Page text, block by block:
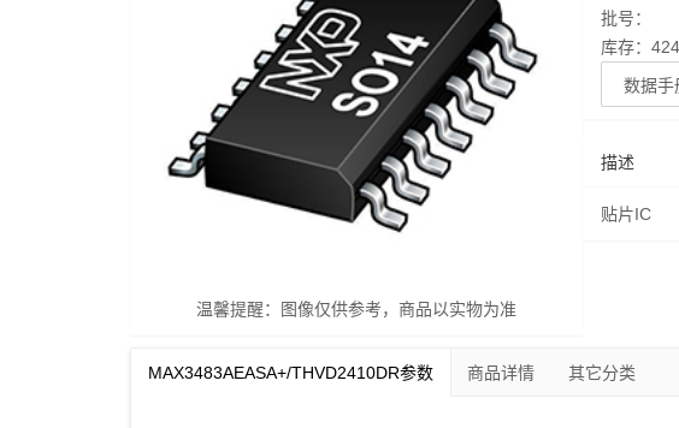
温馨提醒：图像仅供参考，商品以实物为准
批号：
库存：
数据手
描述
贴片IC
MAX3483AEASA+/THVD2410DR参数 商品详情 其它分类